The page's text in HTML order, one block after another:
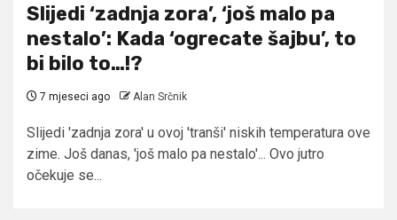
Slijedi ‘zadnja zora’, ‘još malo pa
nestalo’: Kada ‘ogrecate šajbu’, to
bi bilo to…!?
7 mjeseci ago Alan Srčnik
Slijedi 'zadnja zora' u ovoj 'tranši' niskih temperatura ove
zime. Još danas, 'još malo pa nestalo'... Ovo jutro
očekuje se...